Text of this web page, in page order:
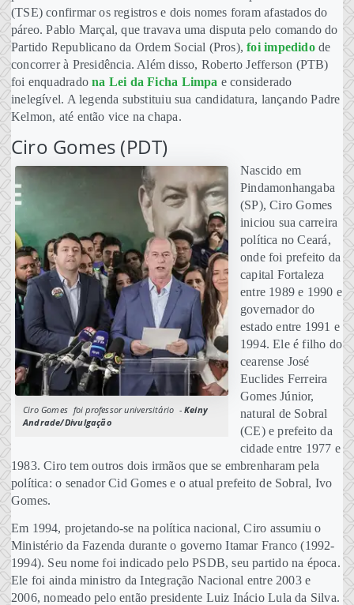
(TSE) confirmar os registros e dois nomes foram afastados do
páreo. Pablo Marçal, que travava uma disputa pelo comando do
Partido Republicano da Ordem Social (Pros),foi impedidode
concorrer à Presidência. Além disso, Roberto Jefferson (PTB)
foi enquadradona Lei da Ficha Limpa e considerado
inelegível. A legenda substituiu sua candidatura, lançando Padre
Kelmon, até então vice na chapa.
Ciro Gomes (PDT)
Ciro Gomes foi professor universitário -Keiny
Andrade/Divulgação
Nascido em
Pindamonhangaba
(SP), Ciro Gomes
iniciou sua carreira
política no Ceará,
onde foi prefeito da
capital Fortaleza
entre 1989 e 1990 e
governador do
estado entre 1991 e
1994. Ele é filho do
cearense José
Euclides Ferreira
Gomes Júnior,
natural de Sobral
(CE) e prefeito da
cidade entre 1977 e
1983. Ciro tem outros dois irmãos que se embrenharam pela
política: o senador Cid Gomes e o atual prefeito de Sobral, Ivo
Gomes.
Em 1994, projetando-se na política nacional, Ciro assumiu o
Ministério da Fazenda durante o governo Itamar Franco (1992-
1994). Seu nome foi indicado pelo PSDB, seu partido na época.
Ele foi ainda ministro da Integração Nacional entre 2003 e
2006, nomeado pelo então presidente Luiz Inácio Lula da Silva.